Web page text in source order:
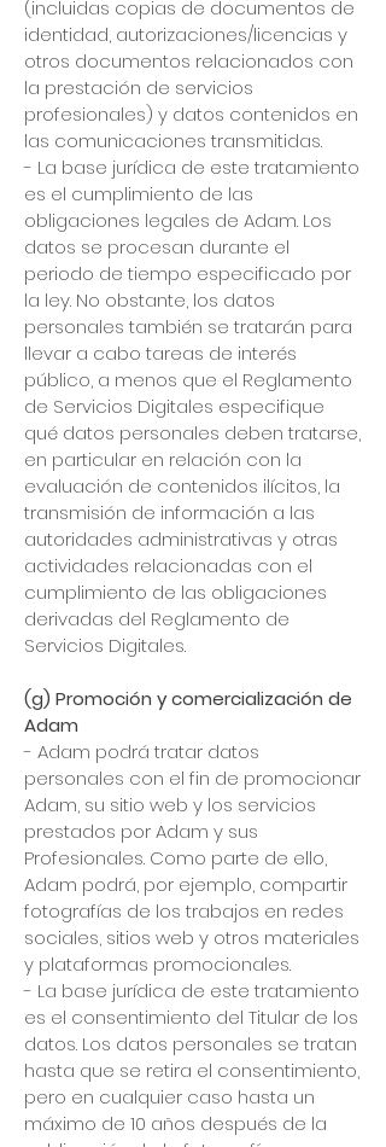
(incluidas copias de documentos de
identidad, autorizaciones/licencias y
otros documentos relacionados con
la prestación de servicios
profesionales) y datos contenidos en
las comunicaciones transmitidas.
- La base jurídica de este tratamiento
es el cumplimiento de las
obligaciones legales de Adam. Los
datos se procesan durante el
periodo de tiempo especificado por
la ley. No obstante, los datos
personales también se tratarán para
llevar a cabo tareas de interés
público, a menos que el Reglamento
de Servicios Digitales especifique
qué datos personales deben tratarse,
en particular en relación con la
evaluación de contenidos ilícitos, la
transmisión de información a las
autoridades administrativas y otras
actividades relacionadas con el
cumplimiento de las obligaciones
derivadas del Reglamento de
Servicios Digitales.
(g) Promoción y comercialización de
Adam
- Adam podrá tratar datos
personales con el fin de promocionar
Adam, su sitio web y los servicios
prestados por Adam y sus
Profesionales. Como parte de ello,
Adam podrá, por ejemplo, compartir
fotografías de los trabajos en redes
sociales, sitios web y otros materiales
y plataformas promocionales.
- La base jurídica de este tratamiento
es el consentimiento del Titular de los
datos. Los datos personales se tratan
hasta que se retira el consentimiento,
pero en cualquier caso hasta un
máximo de 10 años después de la